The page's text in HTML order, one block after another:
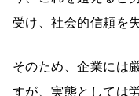
受け、社会的信頼を
そのため、企業には
すが、実態としては